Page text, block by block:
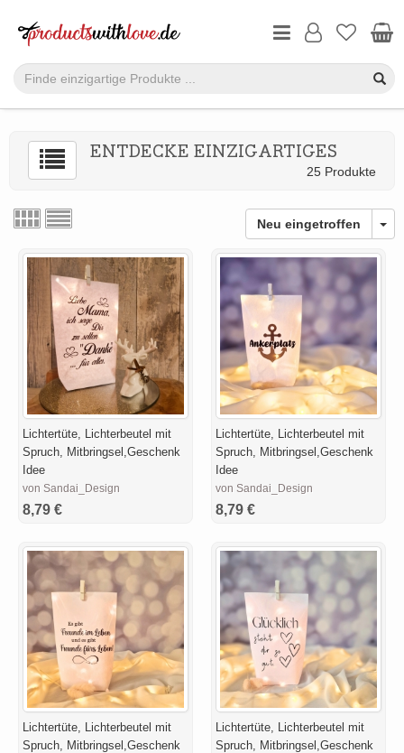
ENTDECKE EINZIGARTIGES
25 Produkte
Neu eingetroffen
Lichtertüte, Lichterbeutel mit
Spruch, Mitbringsel,Geschenk
Idee
von Sandai_Design
8,79 €
Lichtertüte, Lichterbeutel mit
Spruch, Mitbringsel,Geschenk
Idee
von Sandai_Design
8,79 €
Lichtertüte, Lichterbeutel mit
Spruch, Mitbringsel,Geschenk
Lichtertüte, Lichterbeutel mit
Spruch, Mitbringsel,Geschenk